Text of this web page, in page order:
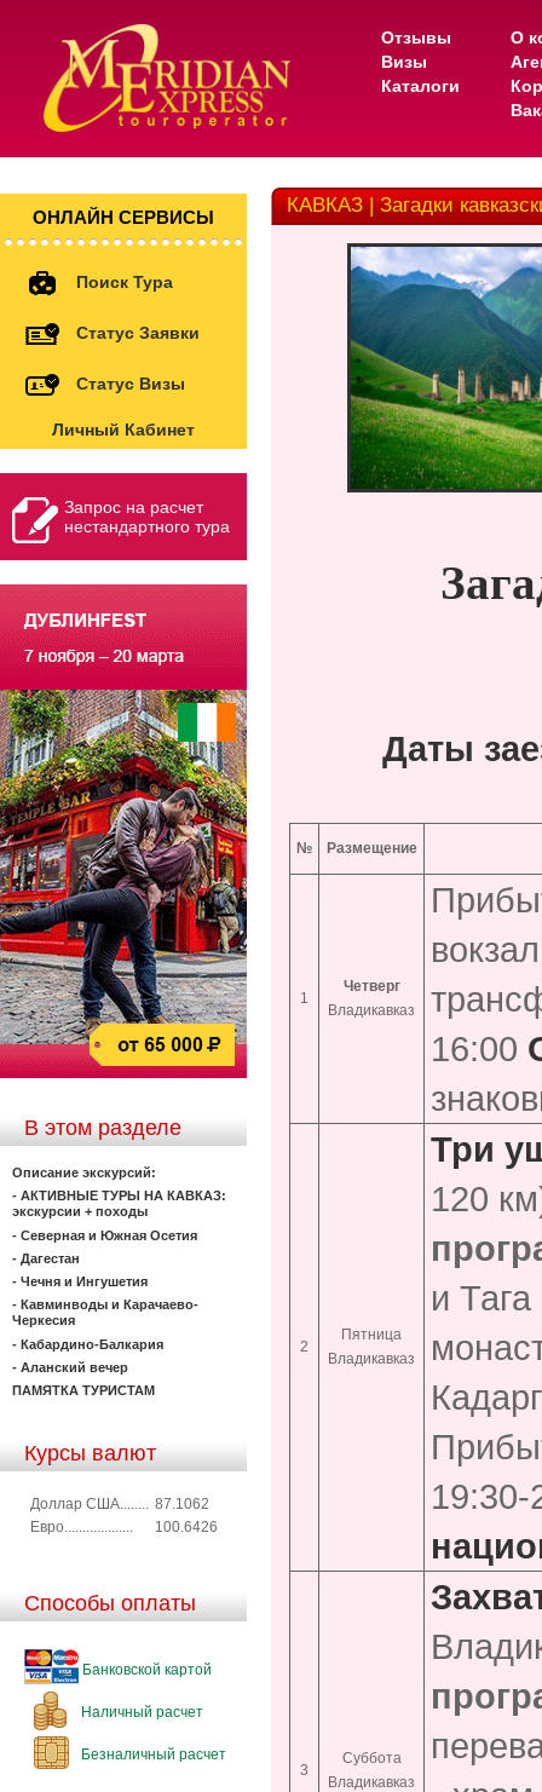
Отзывы
Визы
Каталоги
О
ОНЛАЙН СЕРВИСЫ
Поиск Тура
Статус Заявки
Статус Визы
Личный Кабинет
Запрос на расчет
нестандартного тура
В этом разделе
Описание экскурсий:
- АКТИВНЫЕ ТУРЫ НА КАВКАЗ:
экскурсии + походы
- Северная и Южная Осетия
- Дагестан
- Чечня и Ингушетия
- Кавминводы и Карачаево-
Черкесия
- Кабардино-Балкария
- Аланский вечер
ПАМЯТКА ТУРИСТАМ
Курсы валют
Доллар США........ 87.1062
Евро...................
100.6426
Способы оплаты
Банковской картой
Наличный расчет
Безналичный расчет
КАВКАЗ | Загадки
Даты
№ Размещение
1
Четверг
Владикавказ
16:00
2
Пятница
Владикавказ
Три
120
и
3
Суббота
Владикавказ